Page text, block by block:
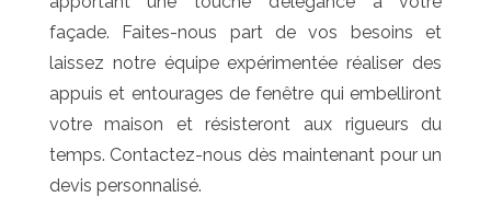
façade. Faites-nous part de vos besoins et
laissez notre équipe expérimentée réaliser des
appuis et entourages de fenêtre qui embelliront
votre maison et résisteront aux rigueurs du
temps. Contactez-nous dès maintenant pour un
devis personnalisé.